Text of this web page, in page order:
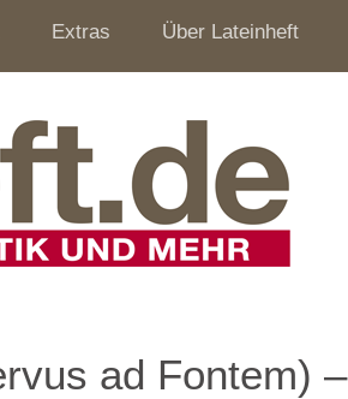
Extras Über Lateinheft
ad Fontem) –